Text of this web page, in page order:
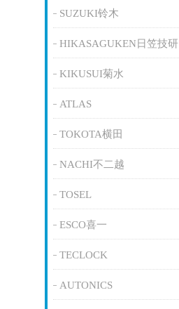
SUZUKI铃木
HIKASAGUKEN日笠技研
KIKUSUI菊水
ATLAS
TOKOTA横田
NACHI不二越
TOSEL
ESCO喜一
TECLOCK
AUTONICS